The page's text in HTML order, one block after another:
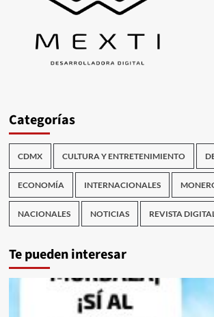
Categorías
CDMX CULTURA Y ENTRETENIMIENTO
ECONOMÍA INTERNACIONALES
NACIONALES NOTICIAS REVISTA
Te pueden interesar